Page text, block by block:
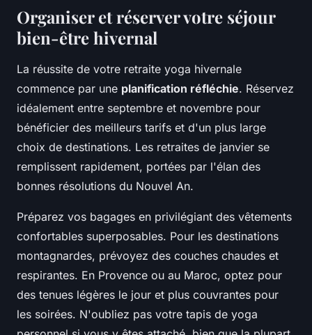
Organiser et réserver votre séjour
bien-être hivernal
La réussite de votre retraite yoga hivernale
commence par une planification réfléchie. Réservez
idéalement entre septembre et novembre pour
bénéficier des meilleurs tarifs et d'un plus large
choix de destinations. Les retraites de janvier se
remplissent rapidement, portées par l'élan des
bonnes résolutions du Nouvel An.
Préparez vos bagages en privilégiant des vêtements
confortables superposables. Pour les destinations
montagnardes, prévoyez des couches chaudes et
respirantes. En Provence ou au Maroc, optez pour
des tenues légères le jour et plus couvrantes pour
les soirées. N'oubliez pas votre tapis de yoga